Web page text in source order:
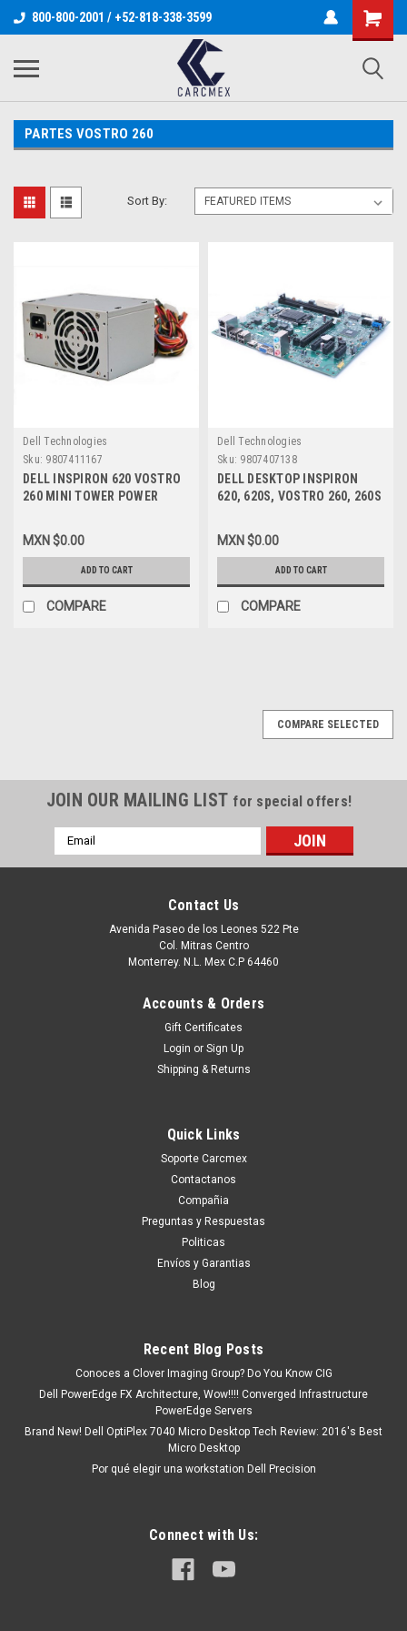
800-800-2001 / +52-818-338-3599
PARTES VOSTRO 260
Sort By:
Dell Technologies
Sku: 9807411167
DELL INSPIRON 620 VOSTRO
260 MINI TOWER POWER
PODER NEW DELL N6H3C,
GH5P9
MXN $0.00
ADD TO CART
COMPARE
Dell Technologies
Sku: 9807407138
DELL DESKTOP INSPIRON
620, 620S, VOSTRO 260, 260S
MADRE NEW DELL MIH61R,
GDG8Y,
MXN $0.00
ADD TO CART
COMPARE
POWER SUPPLY 300W / FUENTE DE PODER
NEW DELL N6H3C, GH5P9
Puedes PROCEDER con la Orden SIN Compromiso, y con esto
Un Ejecutivo te contestara vía electrónica con una cotización
COMPARE
COMPARE SELECTED
JOIN OUR MAILING LIST for special offers!
Email
Address
Contact Us
Avenida Paseo de los Leones 522 Pte
Col. Mitras Centro
Monterrey. N.L. Mex C.P 64460
Accounts & Orders
Gift Certificates
Login or Sign Up
Shipping & Returns
Quick Links
Soporte Carcmex
Contactanos
Compañia
Preguntas y Respuestas
Politicas
Envíos y Garantias
Blog
Recent Blog Posts
Conoces a Clover Imaging Group? Do You Know CIG
Dell PowerEdge FX Architecture, Wow!!!! Converged Infrastructure
PowerEdge Servers
Brand New! Dell OptiPlex 7040 Micro Desktop Tech Review: 2016's Best
Micro Desktop
Por qué elegir una workstation Dell Precision
Connect with Us: